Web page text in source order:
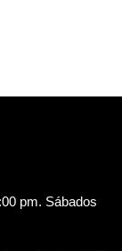
pm. Sábados